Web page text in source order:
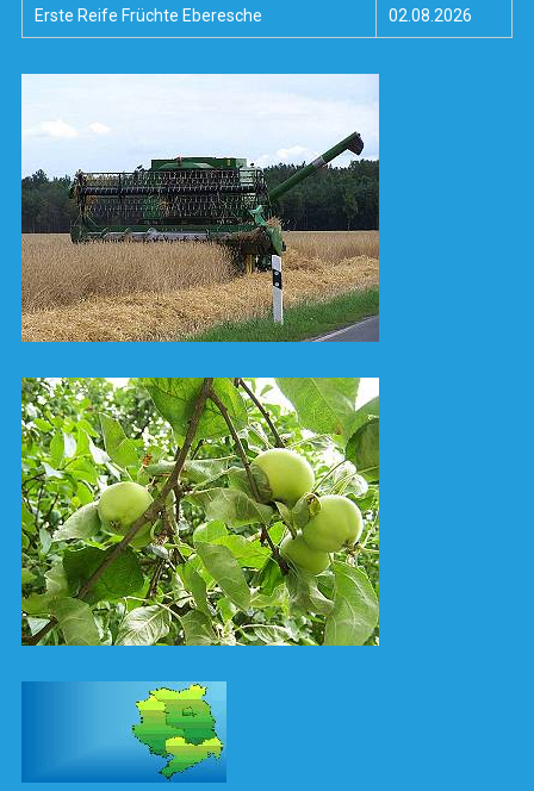
Erste Reife Früchte Eberesche 02.08.2026